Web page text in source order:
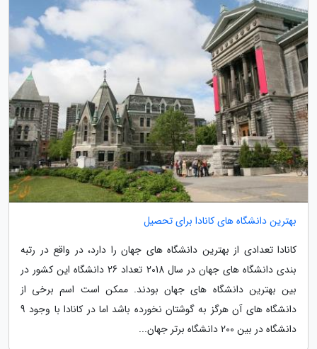
بهترین دانشگاه های کانادا برای تحصیل
کانادا تعدادی از بهترین دانشگاه های جهان را دارد، در واقع در رتبه
بندی دانشگاه های جهان در سال 2018 تعداد 26 دانشگاه این کشور در
بین بهترین دانشگاه های جهان بودند. ممکن است اسم برخی از
دانشگاه های آن هرگز به گوشتان نخورده باشد اما در کانادا با وجود 9
دانشگاه در بین 200 دانشگاه برتر جهان...